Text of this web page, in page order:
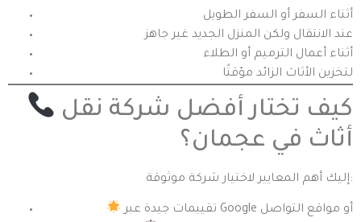
أثناء السفر أو السفر الطويل
عند الانتقال ولكن المنزل الجديد غير جاهز
أثناء أعمال الترميم أو الطلاء
لتخزين الأثاث الزائد مؤقتًا
أثاث في عجمان؟
إليك أهم المعايير لاختيار شركة موثوقة:
تقييمات جيدة عبر Google أو مواقع التواصل